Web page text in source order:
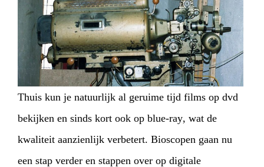
HOMEAGENDAARTDIVISION
PHOTOSNEWSINFOWEBSHOP
MY TICKETS
Thuis kun je natuurlijk al geruime tijd films op dvd
bekijken en sinds kort ook op blue-ray, wat de
kwaliteit aanzienlijk verbetert. Bioscopen gaan nu
een stap verder en stappen over op digitale